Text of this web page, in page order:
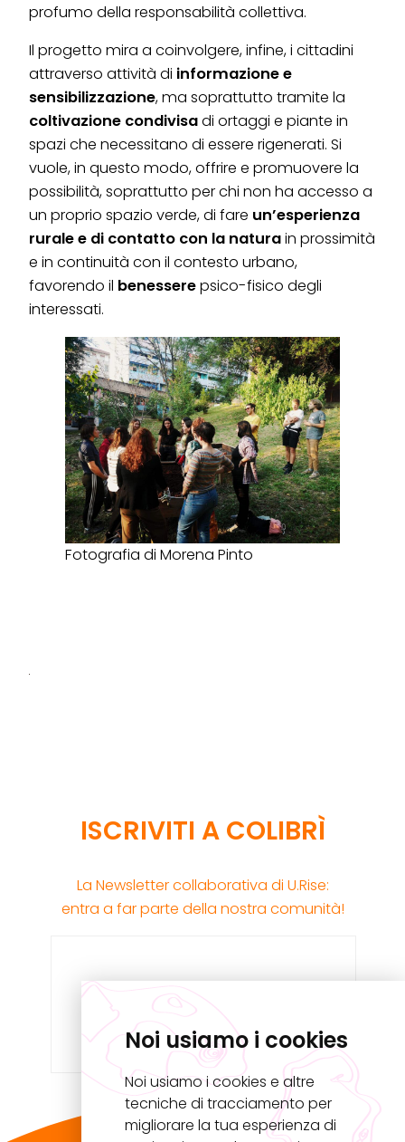
Noi usiamo i cookies
Noi usiamo i cookies e altre
tecniche di tracciamento per
migliorare la tua esperienza di
profumo della responsabilità collettiva.
Il progetto mira a coinvolgere, infine, i cittadini
attraverso attività di informazione e
sensibilizzazione, ma soprattutto tramite la
coltivazione condivisadi ortaggi e piante in
spazi che necessitano di essere rigenerati. Si
vuole, in questo modo, offrire e promuovere la
possibilità, soprattutto per chi non ha accesso a
un proprio spazio verde, di fare un’esperienza
rurale e di contatto con la naturain prossimità
e in continuità con il contesto urbano,
favorendo il benesserepsico-fisico degli
interessati.
Fotografia di Morena Pinto
ISCRIVITI A COLIBRÌ
La Newsletter collaborativa di U.Rise:
entra a far parte della nostra comunità!